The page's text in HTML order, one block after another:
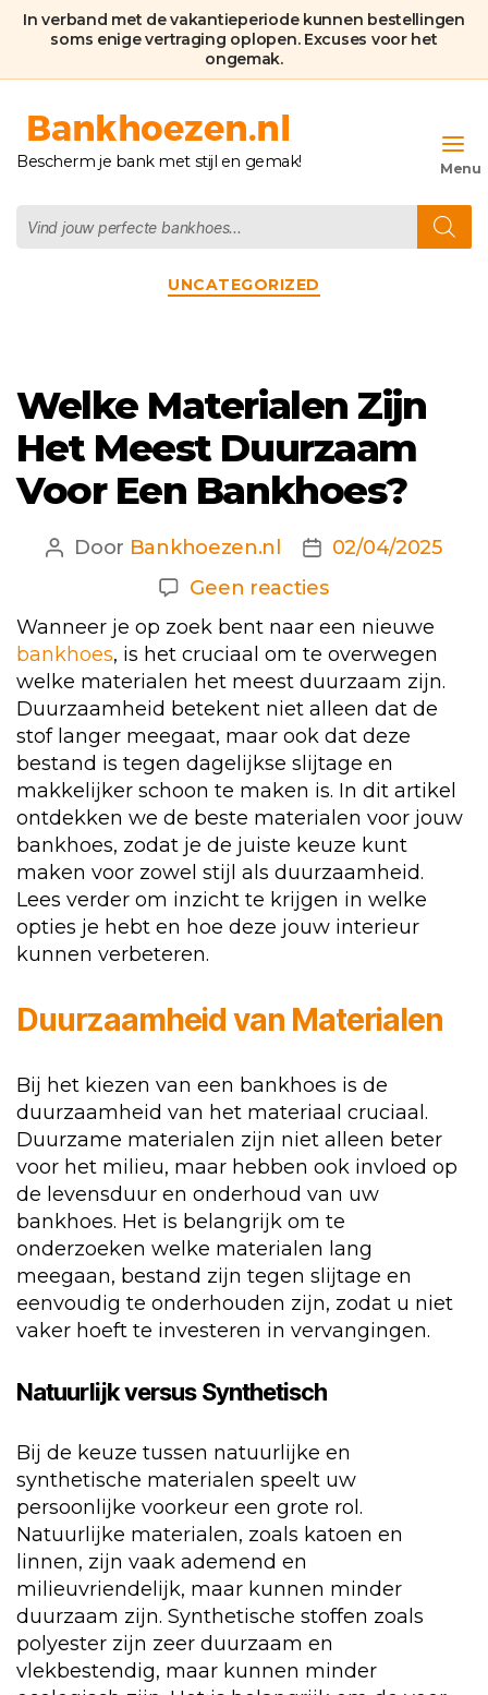
In verband met de vakantieperiode kunnen bestellingen
soms enige vertraging oplopen. Excuses voor het
ongemak.
Bankhoezen.nl
Bescherm je bank met stijl en gemak!
zoeken
Categorieën
UNCATEGORIZED
Welke Materialen Zijn
Het Meest Duurzaam
Voor Een Bankhoes?
Berichtauteur
Door Bankhoezen.nl Berichtdatum
02/04/2025
Geen reactiesop
Welke
Materialen
Zijn
Het
Meest
Duurzaam
Voor
Een
Bankhoes?
Wanneer je op zoek bent naar een nieuwe
bankhoes, is het cruciaal om te overwegen
welke materialen het meest duurzaam zijn.
Duurzaamheid betekent niet alleen dat de
stof langer meegaat, maar ook dat deze
bestand is tegen dagelijkse slijtage en
makkelijker schoon te maken is. In dit artikel
ontdekken we de beste materialen voor jouw
bankhoes, zodat je de juiste keuze kunt
maken voor zowel stijl als duurzaamheid.
Lees verder om inzicht te krijgen in welke
opties je hebt en hoe deze jouw interieur
kunnen verbeteren.
Duurzaamheid van Materialen
Bij het kiezen van een bankhoes is de
duurzaamheid van het materiaal cruciaal.
Duurzame materialen zijn niet alleen beter
voor het milieu, maar hebben ook invloed op
de levensduur en onderhoud van uw
bankhoes. Het is belangrijk om te
onderzoeken welke materialen lang
meegaan, bestand zijn tegen slijtage en
eenvoudig te onderhouden zijn, zodat u niet
vaker hoeft te investeren in vervangingen.
Natuurlijk versus Synthetisch
Bij de keuze tussen natuurlijke en
synthetische materialen speelt uw
persoonlijke voorkeur een grote rol.
Natuurlijke materialen, zoals katoen en
linnen, zijn vaak ademend en
milieuvriendelijk, maar kunnen minder
duurzaam zijn. Synthetische stoffen zoals
polyester zijn zeer duurzaam en
vlekbestendig, maar kunnen minder